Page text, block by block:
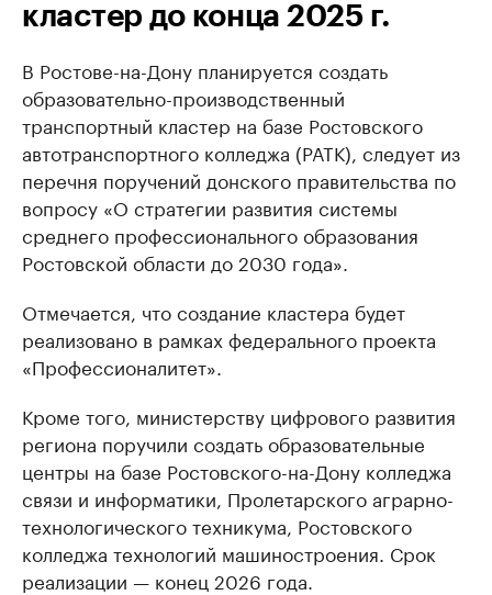
кластер до конца 2025 г.
В Ростове-на-Дону планируется создать
образовательно-производственный
транспортный кластер на базе Ростовского
автотранспортного колледжа (РАТК), следует из
перечня поручений донского правительства по
вопросу «О стратегии развития системы
среднего профессионального образования
Ростовской области до 2030 года».
Отмечается, что создание кластера будет
реализовано в рамках федерального проекта
«Профессионалитет».
Кроме того, министерству цифрового развития
региона поручили создать образовательные
центры на базе Ростовского-на-Дону колледжа
связи и информатики, Пролетарского аграрно-
технологического техникума, Ростовского
колледжа технологий машиностроения. Срок
реализации — конец 2026 года.